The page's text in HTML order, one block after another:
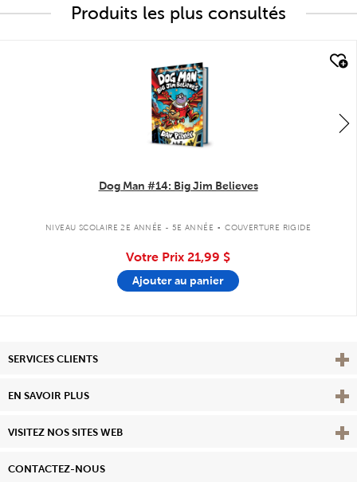
Produits les plus consultés
Dog Man #14: Big Jim Believes
NIVEAU SCOLAIRE 2E ANNÉE - 5E ANNÉE . COUVERTURE RIGIDE
Votre Prix 21,99 $
Ajouter au panier
SERVICES CLIENTS
EN SAVOIR PLUS View
VISITEZ NOS SITES WEB
CONTACTEZ-NOUS